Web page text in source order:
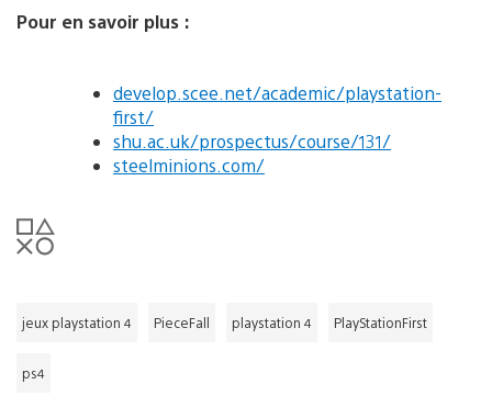
Pour en savoir plus :
develop.scee.net/academic/playstation-
first/
shu.ac.uk/prospectus/course/131/
steelminions.com/
jeux playstation 4 PieceFall playstation 4 PlayStationFirst
ps4